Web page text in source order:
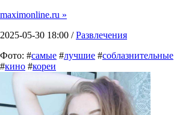
maximonline.ru »
2025-05-30 18:00 /Развлечения
Фото: #самые #лучшие #соблазнительные
#кино #кореи